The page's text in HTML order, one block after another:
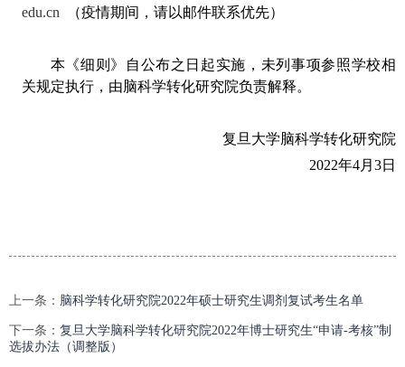
edu.cn
（疫情期间，请以邮件联系优先）
本《细则》自公布之日起实施，未列事项参照学校相
关规定执行，由脑科学转化研究院负责解释。
复旦大学脑科学转化研究院
2022年4月 3日
上一条： 脑科学转化研究院2022年硕士研究生调剂复试考生名单
下一条： 复旦大学脑科学转化研究院2022年博士研究生“申请-考核”制
选拔办法（调整版）